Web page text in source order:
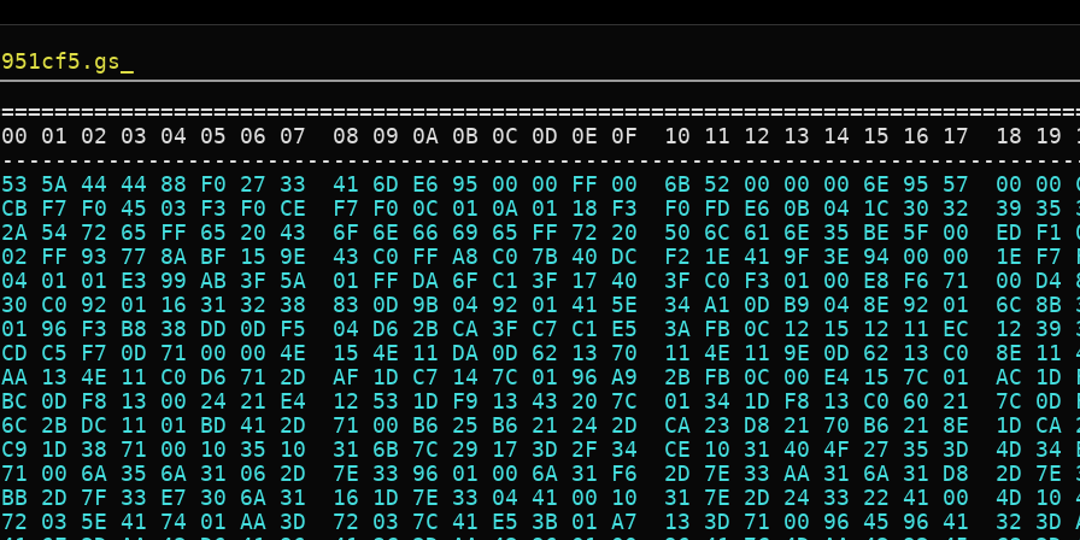
00 01 02 03 04 05 06 07  08 09 0A 0B 0C 0D 0E 0F  10 11 12 13 14 15 16 17  18 19
5A 44 44 88 F0 27 33  41 6D E6 95 00 00 FF 00  6B 52 00 00 00 6E 95 57  00
F7 F0 45 03 F3 F0 CE  F7 F0 0C 01 0A 01 18 F3  F0 FD E6 0B 04 1C 30 32  39
54 72 65 FF 65 20 43  6F 6E 66 69 65 FF 72 20  50 6C 61 6E 35 BE 5F 00  ED
FF 93 77 8A BF 15 9E  43 C0 FF A8 C0 7B 40 DC  F2 1E 41 9F 3E 94 00 00  1E
01 01 E3 99 AB 3F 5A  01 FF DA 6F C1 3F 17 40  3F C0 F3 01 00 E8 F6 71  00
C0 92 01 16 31 32 38  83 0D 9B 04 92 01 41 5E  34 A1 0D B9 04 8E 92 01  6C
96 F3 B8 38 DD 0D F5  04 D6 2B CA 3F C7 C1 E5  3A FB 0C 12 15 12 11 EC  12
C5 F7 0D 71 00 00 4E  15 4E 11 DA 0D 62 13 70  11 4E 11 9E 0D 62 13 C0  8E
13 4E 11 C0 D6 71 2D  AF 1D C7 14 7C 01 96 A9  2B FB 0C 00 E4 15 7C 01  AC
0D F8 13 00 24 21 E4  12 53 1D F9 13 43 20 7C  01 34 1D F8 13 C0 60 21  7C
2B DC 11 01 BD 41 2D  71 00 B6 25 B6 21 24 2D  CA 23 D8 21 70 B6 21 8E  1D
1D 38 71 00 10 35 10  31 6B 7C 29 17 3D 2F 34  CE 10 31 40 4F 27 35 3D  4D
00 6A 35 6A 31 06 2D  7E 33 96 01 00 6A 31 F6  2D 7E 33 AA 31 6A 31 D8  2D
2D 7F 33 E7 30 6A 31  16 1D 7E 33 04 41 00 10  31 7E 2D 24 33 22 41 00  4D
03 5E 41 74 01 AA 3D  72 03 7C 41 E5 3B 01 A7  13 3D 71 00 96 45 96 41  32